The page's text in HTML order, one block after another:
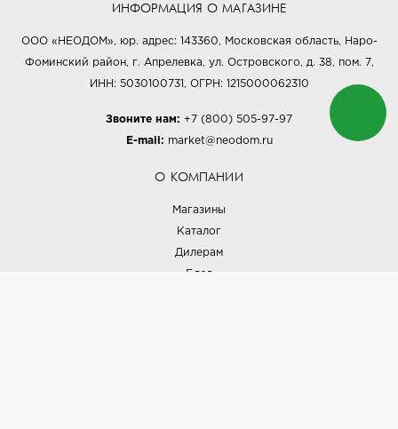
ИНФОРМАЦИЯ О МАГАЗИНЕ
ООО «НЕОДОМ», юр. адрес: 143360, Московская область, Наро-
Фоминский район, г. Апрелевка, ул. Островского, д. 38, пом. 7,
ИНН: 5030100731, ОГРН: 1215000062310
Звоните нам: +7 (800) 505-97-97
E-mail: market@neodom.ru
О КОМПАНИИ
Магазины
Каталог
Дилерам
Блог